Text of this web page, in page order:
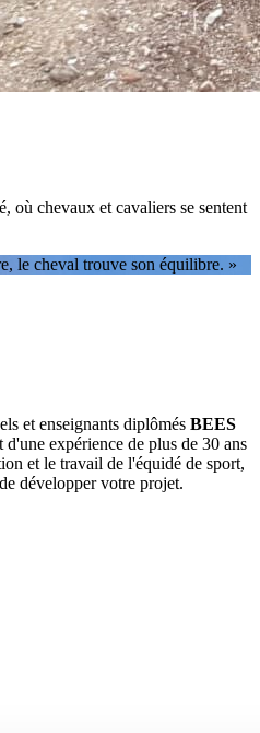
où chevaux et cavaliers se sentent
le cheval trouve son équilibre. »
et enseignants diplômés BEES
d'une expérience de plus de 30 ans
et le travail de l'équidé de sport,
développer votre projet.